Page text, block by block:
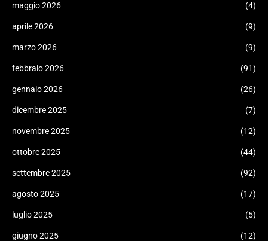
maggio 2026 (4)
aprile 2026 (9)
marzo 2026 (9)
febbraio 2026 (91)
gennaio 2026 (26)
dicembre 2025 (7)
novembre 2025 (12)
ottobre 2025 (44)
settembre 2025 (92)
agosto 2025 (17)
luglio 2025 (5)
giugno 2025 (12)